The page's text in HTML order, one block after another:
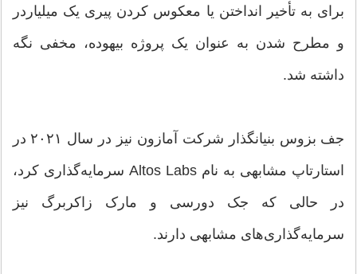
برای به تأخیر انداختن یا معکوس کردن پیری یک میلیاردر
و مطرح شدن به عنوان یک پروژه بیهوده، مخفی نگه
داشته شد.
جف بزوس بنیانگذار شرکت آمازون نیز در سال ۲۰۲۱ در
استارتاپ مشابهی به نام Altos Labs سرمایه‌گذاری کرد،
در حالی که جک دورسی و مارک زاکربرگ نیز
سرمایه‌گذاری‌های مشابهی دارند.